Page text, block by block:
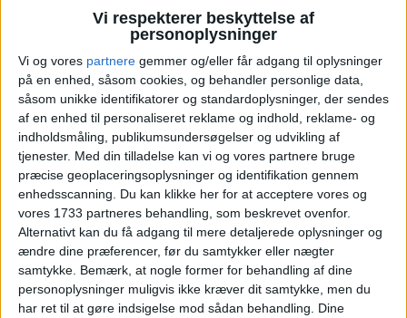
Vi respekterer beskyttelse af
personoplysninger
Vi og vores partnere gemmer og/eller får adgang til oplysninger
på en enhed, såsom cookies, og behandler personlige data,
såsom unikke identifikatorer og standardoplysninger, der sendes
af en enhed til personaliseret reklame og indhold, reklame- og
indholdsmåling, publikumsundersøgelser og udvikling af
tjenester. Med din tilladelse kan vi og vores partnere bruge
præcise geoplaceringsoplysninger og identifikation gennem
enhedsscanning. Du kan klikke her for at acceptere vores og
vores 1733 partneres behandling, som beskrevet ovenfor.
Alternativt kan du få adgang til mere detaljerede oplysninger og
ændre dine præferencer, før du samtykker eller nægter
samtykke. Bemærk, at nogle former for behandling af dine
personoplysninger muligvis ikke kræver dit samtykke, men du
har ret til at gøre indsigelse mod sådan behandling. Dine
Læs videre efter Annoncen
Annonce
ALTERNATIVE DATOER